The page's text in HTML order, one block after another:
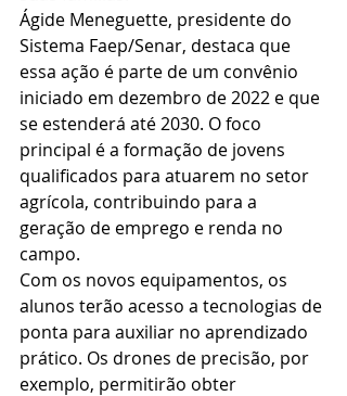
Ágide Meneguette, presidente do
Sistema Faep/Senar, destaca que
essa ação é parte de um convênio
iniciado em dezembro de 2022 e que
se estenderá até 2030. O foco
principal é a formação de jovens
qualificados para atuarem no setor
agrícola, contribuindo para a
geração de emprego e renda no
campo.
Com os novos equipamentos, os
alunos terão acesso a tecnologias de
ponta para auxiliar no aprendizado
prático. Os drones de precisão, por
exemplo, permitirão obter